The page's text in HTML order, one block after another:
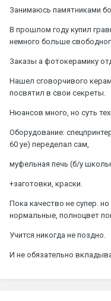
Занимаюсь памятниками
В прошлом году купил
немного больше
Заказы а фотокерамику
Нашел сговорчивого
посвятил в свои секреты.
Нюансов много, но суть
Оборудование:
60 уе) переделал сам,
муфельная печь (б/у
+заготовки, краски.
Пока качество не супер.
нормальные, полноцвет
Учится никогда не поздно.
И не обязательно